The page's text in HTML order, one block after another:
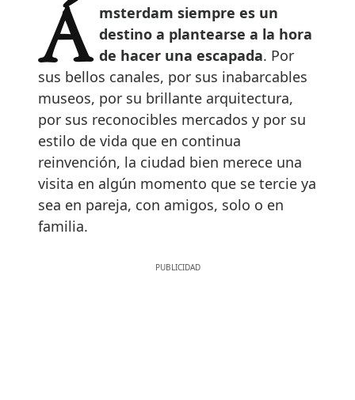
Ámsterdam siempre es un destino a plantearse a la hora
de hacer una escapada. Por
sus bellos canales, por sus inabarcables
museos, por su brillante arquitectura,
por sus reconocibles mercados y por su
estilo de vida que en continua
reinvención, la ciudad bien merece una
visita en algún momento que se tercie ya
sea en pareja, con amigos, solo o en
familia.